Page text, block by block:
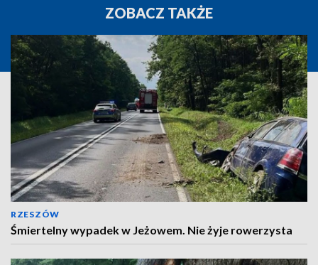
ZOBACZ TAKŻE
RZESZÓW
Śmiertelny wypadek w Jeżowem. Nie żyje rowerzysta